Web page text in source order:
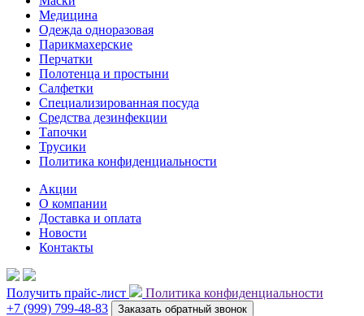
Медицина
Одежда одноразовая
Парикмахерские
Перчатки
Полотенца и простыни
Салфетки
Специализированная посуда
Средства дезинфекции
Тапочки
Трусики
Политика конфиденциальности
Акции
О компании
Доставка и оплата
Новости
Контакты
Получить прайс-лист
Политика конфиденциальности
+7 (999) 799-48-83
Заказать обратный звонок